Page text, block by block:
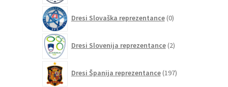
Dresi Slovaška reprezentance 0izdelkov
Dresi Slovenija reprezentance 2izdelka
Dresi Španija reprezentance 197izdelkov